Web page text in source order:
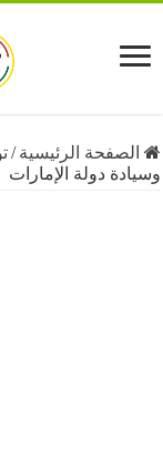
الرئيسية /تونس /
دولة الإمارات